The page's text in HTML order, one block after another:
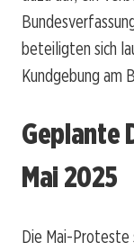
beteiligten sich
Kundgebung am
Geplante
Mai 2025
Die Mai-Proteste